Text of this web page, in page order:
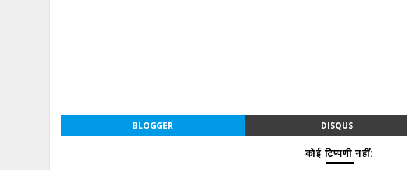
BLOGGER DISQUS
कोई टिप्पणी नहीं: